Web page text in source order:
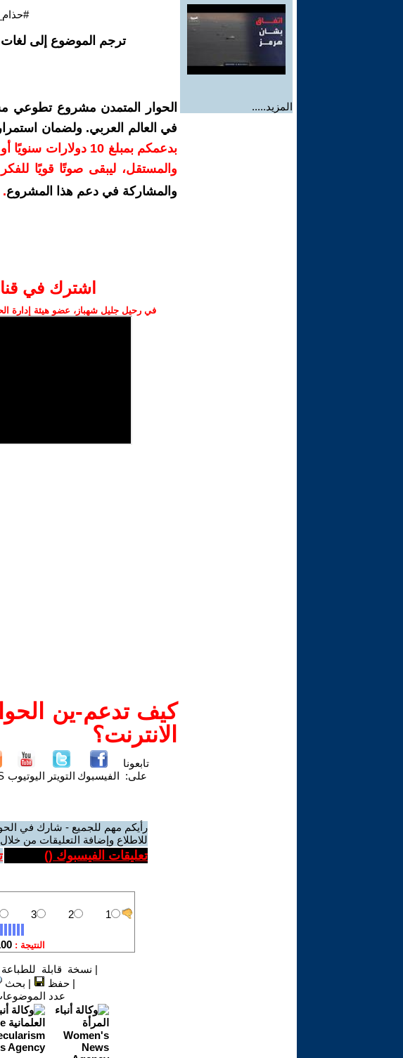
المزيد.....
ترجم الموضوع إلى
الحوار المتمدن مشروع تطوعي
في العالم العربي. ولضمان
بدعمكم بمبلغ 10
والمستقل، ليبقى صوتًا قويًا
والمشاركة في دعم هذا المشروع.
اشترك في
في رحيل جليل شهباز، عضو هيئة إدارة
كيف تدعم-ين
الانترنت؟
تابعونا
على: الفيسبوك التويتر اليوتيوب
رأيكم مهم للجميع - شارك في
للاطلاع وإضافة التعليقات من
تعليقات الفيسبوك ()
| نسخة قابلة للطباعة
|حفظ | بحث
عدد